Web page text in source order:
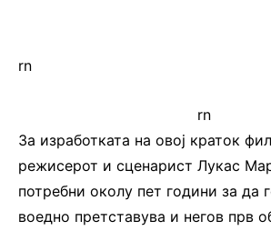
rn
rn
За изработката на овој краток
режисерот и сценарист Лукас
потребни околу пет години за да
воедно претставува и негов прв